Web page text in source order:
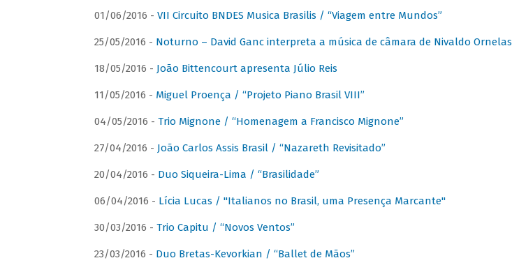
01/06/2016 - VII Circuito BNDES Musica Brasilis / “Viagem entre Mundos”
25/05/2016 - Noturno – David Ganc interpreta a música de câmara de Nivaldo Ornelas
18/05/2016 - João Bittencourt apresenta Júlio Reis
11/05/2016 - Miguel Proença / “Projeto Piano Brasil VIII”
04/05/2016 - Trio Mignone / “Homenagem a Francisco Mignone”
27/04/2016 - João Carlos Assis Brasil / “Nazareth Revisitado”
20/04/2016 - Duo Siqueira-Lima / “Brasilidade”
06/04/2016 - Lícia Lucas / "Italianos no Brasil, uma Presença Marcante"
30/03/2016 - Trio Capitu / “Novos Ventos”
23/03/2016 - Duo Bretas-Kevorkian / “Ballet de Mãos”